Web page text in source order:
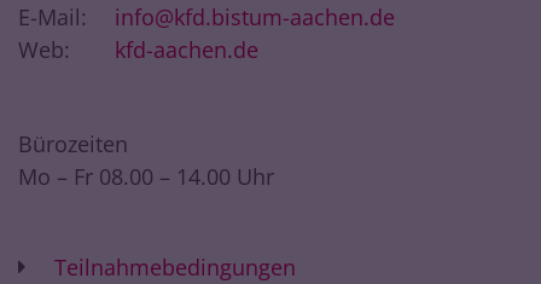
E-Mail:
info@kfd.bistum-aachen.de
Web:
kfd-aachen.de
Bürozeiten
Mo – Fr 08.00 – 14.00 Uhr
Teilnahmebedingungen